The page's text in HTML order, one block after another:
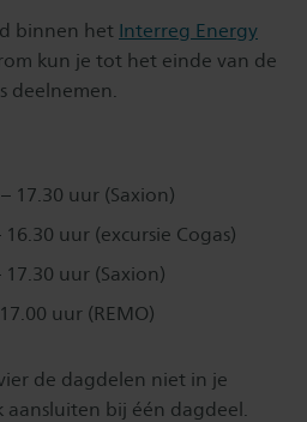
binnen het Interreg Energy
kun je tot het einde van de
deelnemen.
17.30 uur (Saxion)
uur (excursie Cogas)
17.30 uur (Saxion)
uur (REMO)
de dagdelen niet in je
aansluiten bij één dagdeel.